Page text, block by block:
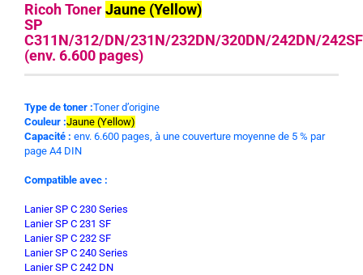
Ricoh TonerJaune (Yellow)
SP
C311N/312/DN/231N/232DN/320DN/242DN/242SF
(env. 6.600 pages)
Type de toner :Toner d’origine
Couleur :Jaune (Yellow)
Capacité : env. 6.600 pages, à une couverture moyenne de 5 % par
page A4 DIN
Compatible avec :
Lanier SP C 230 Series
Lanier SP C 231 SF
Lanier SP C 232 SF
Lanier SP C 240 Series
Lanier SP C 242 DN